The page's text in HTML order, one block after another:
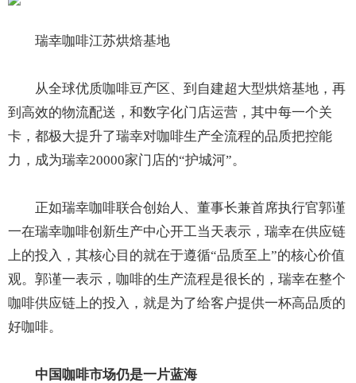
瑞幸咖啡江苏烘焙基地
从全球优质咖啡豆产区、到自建超大型烘焙基地，再
到高效的物流配送，和数字化门店运营，其中每一个关
卡，都极大提升了瑞幸对咖啡生产全流程的品质把控能
力，成为瑞幸20000家门店的“护城河”。
正如瑞幸咖啡联合创始人、董事长兼首席执行官郭谨
一在瑞幸咖啡创新生产中心开工当天表示，瑞幸在供应链
上的投入，其核心目的就在于遵循“品质至上”的核心价值
观。郭谨一表示，咖啡的生产流程是很长的，瑞幸在整个
咖啡供应链上的投入，就是为了给客户提供一杯高品质的
好咖啡。
中国咖啡市场仍是一片蓝海